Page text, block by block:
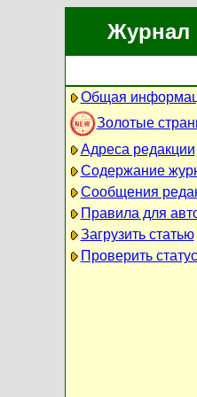
Журнал
Общая
Золотые
Адреса редакции
Содержание
Сообщения
Правила для
Загрузить статью
Проверить